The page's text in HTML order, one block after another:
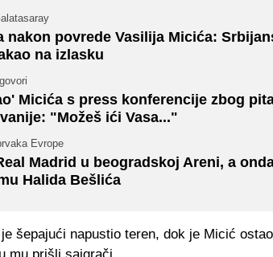
nakon povrede Vasilija Micića:
na izlasku
Micića s press konferencije zbog
"Možeš ići Vasa..."
Evrope
Madrid u beogradskoj Areni, a
Halida Bešlića
šepajući napustio teren, dok je Micić